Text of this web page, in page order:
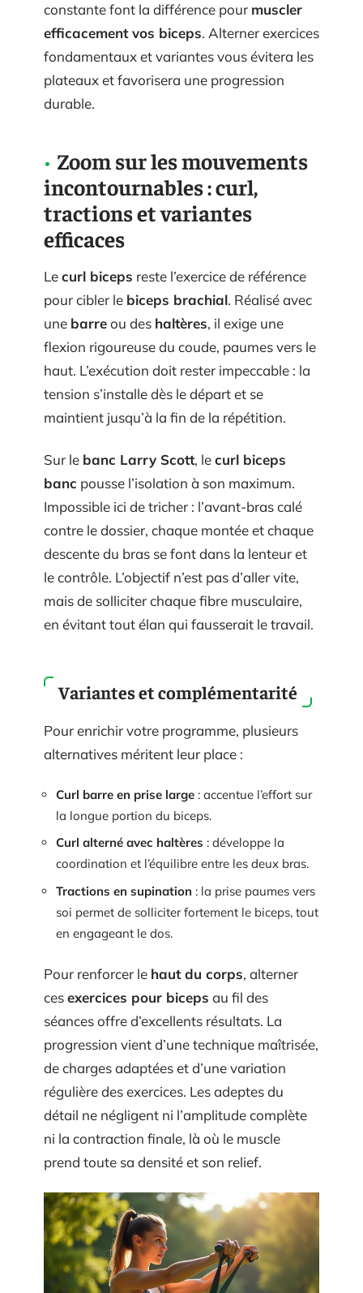
constante font la différence pour muscler
efficacement vos biceps. Alterner exercices
fondamentaux et variantes vous évitera les
plateaux et favorisera une progression
durable.
Zoom sur les mouvements
incontournables : curl,
tractions et variantes
efficaces
Lecurl biceps reste l’exercice de référence
pour cibler le biceps brachial. Réalisé avec
une barreou des haltères, il exige une
flexion rigoureuse du coude, paumes vers le
haut. L’exécution doit rester impeccable : la
tension s’installe dès le départ et se
maintient jusqu’à la fin de la répétition.
Sur le banc Larry Scott, lecurl biceps
banc pousse l’isolation à son maximum.
Impossible ici de tricher : l’avant-bras calé
contre le dossier, chaque montée et chaque
descente du bras se font dans la lenteur et
le contrôle. L’objectif n’est pas d’aller vite,
mais de solliciter chaque fibre musculaire,
en évitant tout élan qui fausserait le travail.
Variantes et complémentarité
Pour enrichir votre programme, plusieurs
alternatives méritent leur place :
Curl barre en prise large : accentue l’effort sur
la longue portion du biceps.
Curl alterné avec haltères : développe la
coordination et l’équilibre entre les deux bras.
Tractions en supination : la prise paumes vers
soi permet de solliciter fortement le biceps, tout
en engageant le dos.
Pour renforcer le haut du corps, alterner
cesexercices pour biceps au fil des
séances offre d’excellents résultats. La
progression vient d’une technique maîtrisée,
de charges adaptées et d’une variation
régulière des exercices. Les adeptes du
détail ne négligent ni l’amplitude complète
ni la contraction finale, là où le muscle
prend toute sa densité et son relief.